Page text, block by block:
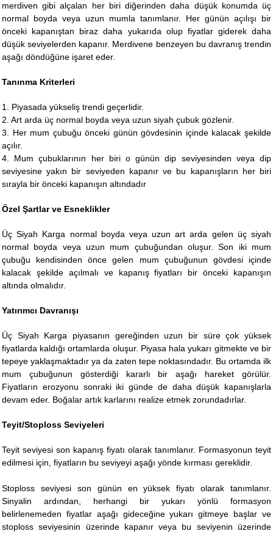
merdiven gibi alçalan her biri diğerinden daha düşük konumda üç
normal boyda veya uzun mumla tanımlanır. Her günün açılışı bir
önceki kapanıştan biraz daha yukarıda olup fiyatlar giderek daha
düşük seviyelerden kapanır. Merdivene benzeyen bu davranış trendin
aşağı döndüğüne işaret eder.
Tanınma Kriterleri
1. Piyasada yükseliş trendi geçerlidir.
2. Art arda üç normal boyda veya uzun siyah çubuk gözlenir.
3. Her mum çubuğu önceki günün gövdesinin içinde kalacak şekilde
açılır.
4. Mum çubuklarının her biri o günün dip seviyesinden veya dip
seviyesine yakın bir seviyeden kapanır ve bu kapanışların her biri
sırayla bir önceki kapanışın altındadır
Özel Şartlar ve Esneklikler
Üç Siyah Karga normal boyda veya uzun art arda gelen üç siyah
normal boyda veya uzun mum çubuğundan oluşur. Son iki mum
çubuğu kendisinden önce gelen mum çubuğunun gövdesi içinde
kalacak şekilde açılmalı ve kapanış fiyatları bir önceki kapanışın
altında olmalıdır.
Yatırımcı Davranışı
Üç Siyah Karga piyasanın gereğinden uzun bir süre çok yüksek
fiyatlarda kaldığı ortamlarda oluşur. Piyasa hala yukarı gitmekte ve bir
tepeye yaklaşmaktadır ya da zaten tepe noktasındadır. Bu ortamda ilk
mum çubuğunun gösterdiği kararlı bir aşağı hareket görülür.
Fiyatların erozyonu sonraki iki günde de daha düşük kapanışlarla
devam eder. Boğalar artık karlarını realize etmek zorundadırlar.
Teyit/Stoploss Seviyeleri
Teyit seviyesi son kapanış fiyatı olarak tanımlanır. Formasyonun teyit
edilmesi için, fiyatların bu seviyeyi aşağı yönde kırması gereklidir.
Stoploss seviyesi son günün en yüksek fiyatı olarak tanımlanır.
Sinyalin ardından, herhangi bir yukarı yönlü formasyon
belirlenemeden fiyatlar aşağı gideceğine yukarı gitmeye başlar ve
stoploss seviyesinin üzerinde kapanır veya bu seviyenin üzerinde